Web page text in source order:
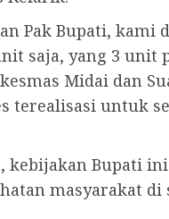
Pak Bupati,
saja, yang 3
Midai dan
terealisasi untuk
kebijakan Bupati
masyarakat di